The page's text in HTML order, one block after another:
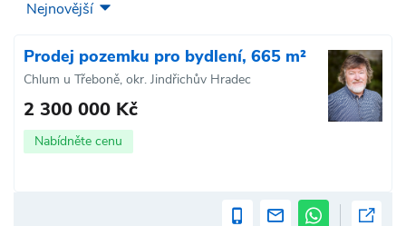
Prodej pozemku pro bydlení, 665 m²
Chlum u Třeboně, okr. Jindřichův Hradec
2 300 000 Kč
Nabídněte cenu